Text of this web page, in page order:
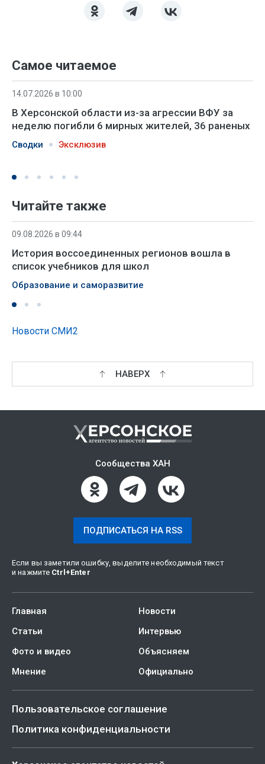
Самое читаемое
14.07.2026 в 10:00
В Херсонской области из-за агрессии ВФУ за
неделю погибли 6 мирных жителей, 36 раненых
Сводки Эксклюзив
Читайте также
09.08.2026 в 09:44
История воссоединенных регионов вошла в
список учебников для школ
Образование и саморазвитие
Новости СМИ2
НАВЕРХ
Сообщества ХАН
ПОДПИСАТЬСЯ НА RSS
Если вы заметили ошибку, выделите необходимый текст
и нажмите Ctrl +Enter
Главная
Новости
Статьи
Интервью
Фото и видео
Объясняем
Мнение
Официально
Пользовательское соглашение
Политика конфиденциальности